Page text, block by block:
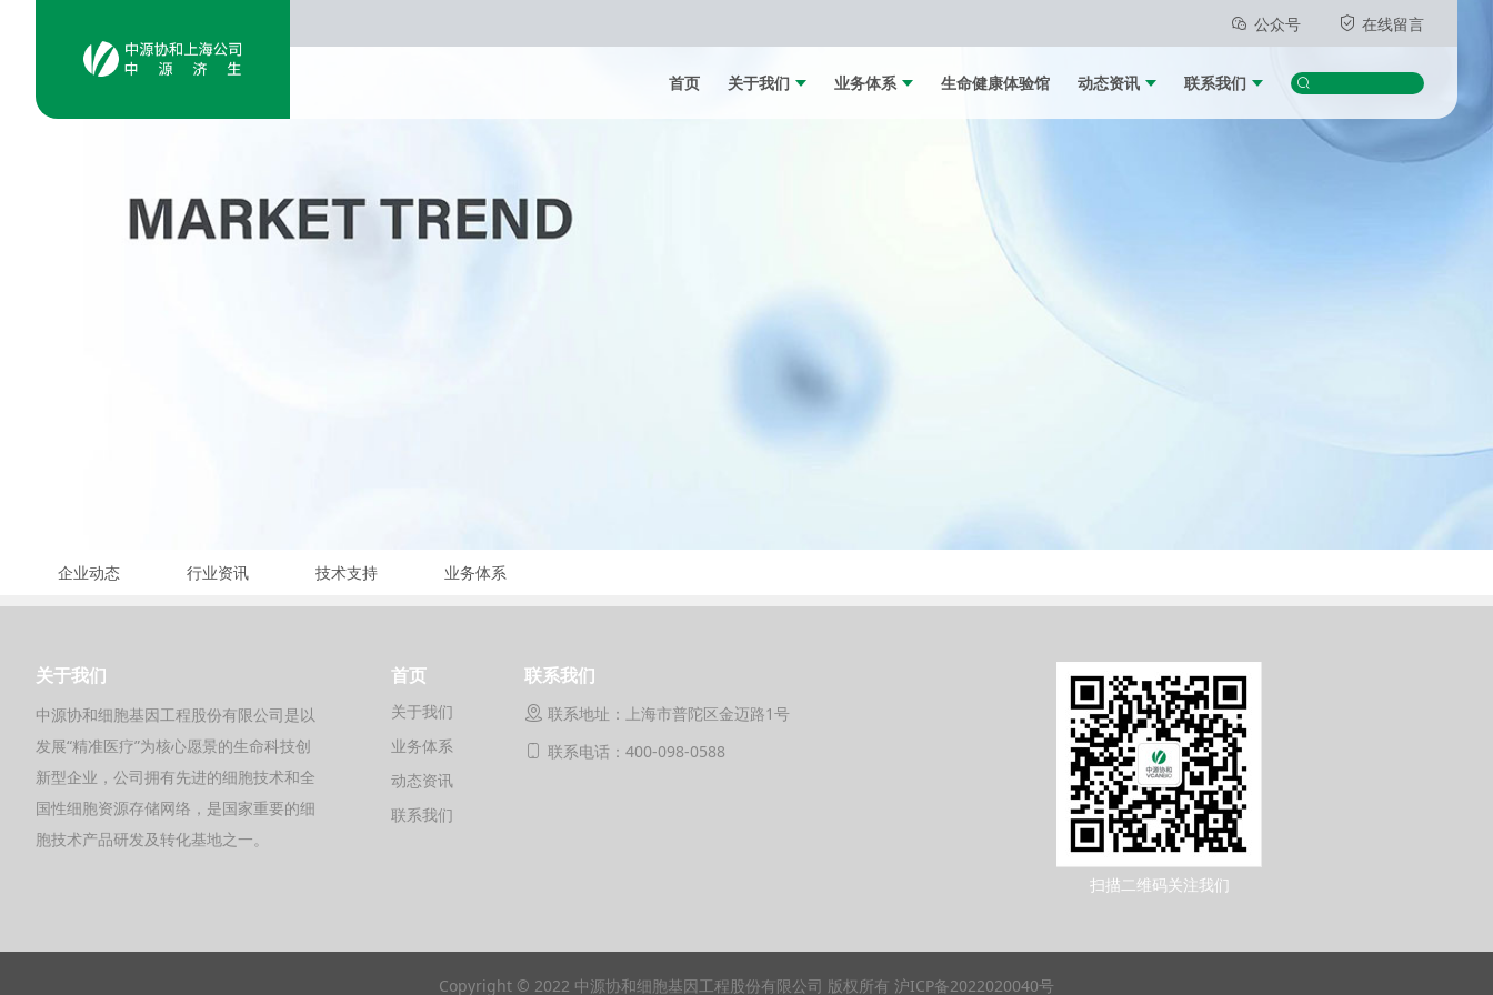
公众号 在线留言
首页 关于我们 业务体系 生命健康体验馆 动态资讯 联系我们
企业动态 行业资讯 技术支持 业务体系
关于我们
中源协和细胞基因工程股份有限公司是以
发展“精准医疗”为核心愿景的生命科技创
新型企业，公司拥有先进的细胞技术和全
国性细胞资源存储网络，是国家重要的细
胞技术产品研发及转化基地之一。
首页
关于我们
业务体系
动态资讯
联系我们
联系我们
联系地址：上海市普陀区金迈路1号
联系电话：400-098-0588
扫描二维码关注我们
Copyright © 2022 中源协和细胞基因工程股份有限公司 版权所有 沪ICP备2022020040号